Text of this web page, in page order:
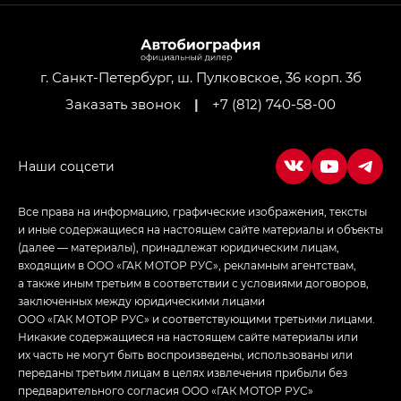
Джи Ти — GT, Джи Икс — GX,
Джи Икс ПРЕМИУМ — GX PREMIUM, ЛАУНЖ —
LOUNGE
Empow — Эмпау (Empow) в комплектации
г. Санкт-Петербург, ш. Пулковское, 36 корп. 3б
Заказать звонок
| +7 (812) 740-58-00
Все права на информацию, графические изображения, тексты
и иные содержащиеся на настоящем сайте материалы и объекты
(далее — материалы), принадлежат юридическим лицам,
входящим в ООО «ГАК МОТОР РУС», рекламным агентствам,
а также иным третьим в соответствии с условиями договоров,
заключенных между юридическими лицами
ООО «ГАК МОТОР РУС» и соответствующими третьими лицами.
Никакие содержащиеся на настоящем сайте материалы или
их часть не могут быть воспроизведены, использованы или
переданы третьим лицам в целях извлечения прибыли без
предварительного согласия ООО «ГАК МОТОР РУС»